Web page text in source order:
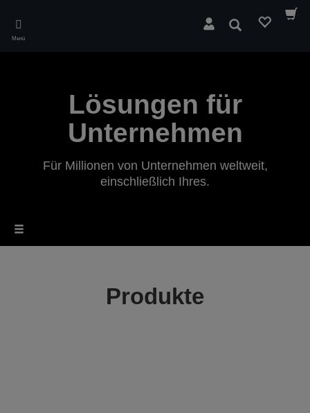
main
Menü
Suchen
Lösungen für
Unternehmen
Für Millionen von Unternehmen weltweit,
einschließlich Ihres.
Produkte